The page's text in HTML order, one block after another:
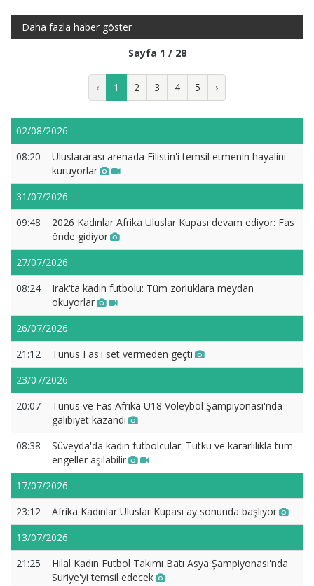
Daha fazla haber göster
Sayfa 1 / 28
‹ 1 2 3 4 5 ›
02/08/2026
08:20
Uluslararası arenada Filistin'i temsil etmenin hayalini
kuruyorlar
31/07/2026
09:48
2026 Kadınlar Afrika Uluslar Kupası devam ediyor: Fas
önde gidiyor
27/07/2026
08:24
Irak'ta kadın futbolu: Tüm zorluklara meydan
okuyorlar
26/07/2026
21:12
Tunus Fas'ı set vermeden geçti
23/07/2026
20:07
Tunus ve Fas Afrika U18 Voleybol Şampiyonası'nda
galibiyet kazandı
08:38
Süveyda'da kadın futbolcular: Tutku ve kararlılıkla tüm
engeller aşılabilir
17/07/2026
23:12
Afrika Kadınlar Uluslar Kupası ay sonunda başlıyor
13/07/2026
21:25
Hilal Kadın Futbol Takımı Batı Asya Şampiyonası'nda
Suriye'yi temsil edecek